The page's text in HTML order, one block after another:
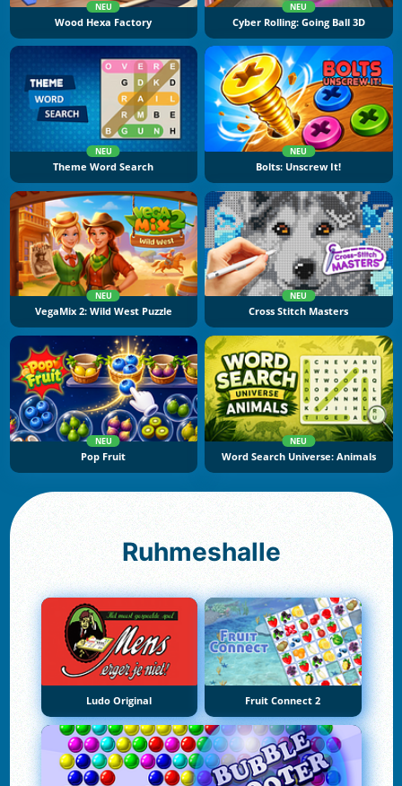
NEU
Wood Hexa Factory
NEU
Cyber Rolling: Going Ball 3D
NEU
Theme Word Search
NEU
Bolts: Unscrew It!
NEU
VegaMix 2: Wild West Puzzle
NEU
Cross Stitch Masters
NEU
Pop Fruit
NEU
Word Search Universe: Animals
Ruhmeshalle
Ludo Original Fruit Connect 2